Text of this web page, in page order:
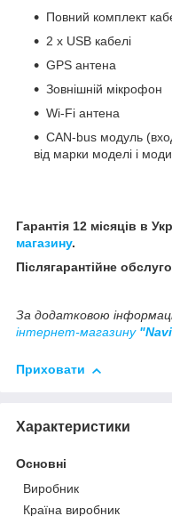
Повний комплект
2 x USB кабелі
GPS антена
Зовнішній мікрофон
Wi-Fi антена
CAN-bus модуль
від марки моделі і
Гарантія 12 місяців в
магазину.
Післягарантійне
За додатковою
інтернет-магазину
Приховати
Характеристики
Основні
Виробник
Країна виробник